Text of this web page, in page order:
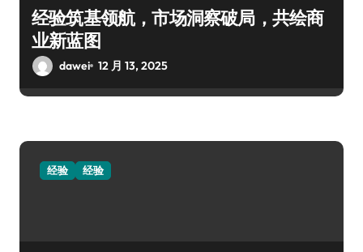
经验筑基领航，市场洞察破局，共绘商
业新蓝图
dawei 12 月 13, 2025
经验 经验